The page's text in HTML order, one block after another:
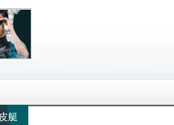
330铝地板5人冲锋舟